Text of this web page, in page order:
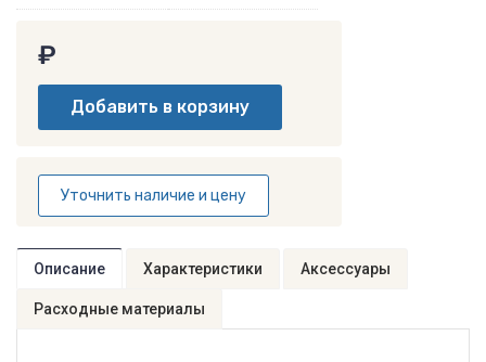
₽
Уточнить наличие и цену
Описание Характеристики Аксессуары
Расходные материалы